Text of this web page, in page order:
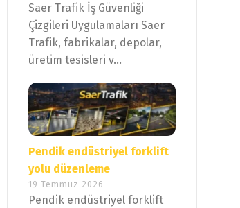
Saer Trafik İş Güvenliği
Çizgileri Uygulamaları Saer
Trafik, fabrikalar, depolar,
üretim tesisleri v...
Pendik endüstriyel forklift
yolu düzenleme
19 Temmuz 2026
Pendik endüstriyel forklift